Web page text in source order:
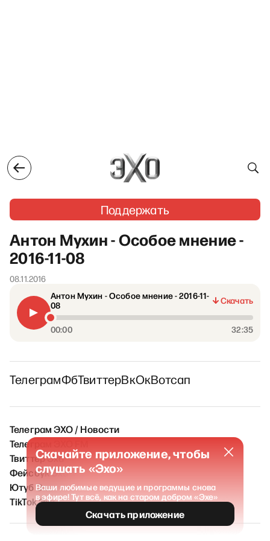
Поддержать
Антон Мухин - Особое мнение -
2016-11-08
08.11.2016
Антон Мухин - Особое мнение - 2016-11-
08
Скачать
00:00 32:35
ТелеграмФбТвиттерВкОкВотсап
Скачайте приложение, чтобы
слушать «Эхо»
Ваши любимые ведущие и программы снова
в эфире! Тут всё, как на старом добром «Эхе»
Скачать приложение
Телеграм ЭХО / Новости
Телеграм ЭХО FM
Твиттер Эха
Фейсбук Эха
Ютуб Эха
TikTok Эха